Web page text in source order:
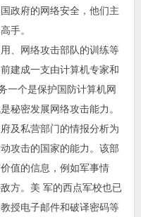
政府的网络安全，他们主
手。
、网络攻击部队的训练等
建成一支由计算机专家和
一个是保护国防计算机网
秘密发展网络攻击能力。
及私营部门的情报分析为
攻击的国家的能力。该部
值的信息，例如军事情
方。美 军的西点军校也已
授电子邮件和破译密码等